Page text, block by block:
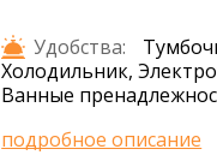
Удобства:
Холодильник,
Ванные
подробное описание